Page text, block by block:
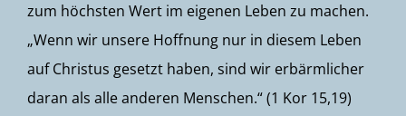
zum höchsten Wert im eigenen Leben zu machen.
„Wenn wir unsere Hoffnung nur in diesem Leben
auf Christus gesetzt haben, sind wir erbärmlicher
daran als alle anderen Menschen.“ (1 Kor 15,19)